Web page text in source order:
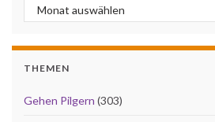
Archiv
THEMEN
Gehen Pilgern (303)